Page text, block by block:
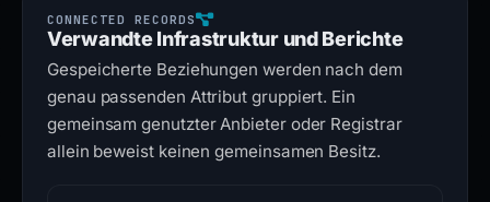
Verwandte Infrastruktur und Berichte
Gespeicherte Beziehungen werden nach dem
genau passenden Attribut gruppiert. Ein
gemeinsam genutzter Anbieter oder Registrar
allein beweist keinen gemeinsamen Besitz.